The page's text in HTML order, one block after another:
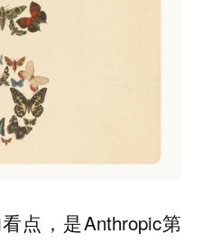
点，是Anthropic第